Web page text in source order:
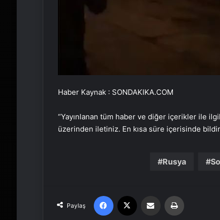
Haber Kaynak : SONDAKIKA.COM
“Yayınlanan tüm haber ve diğer içerikler ile
üzerinden iletiniz. En kısa süre içerisinde
Rusya
Paylaş
Facebook Email'den paylaş